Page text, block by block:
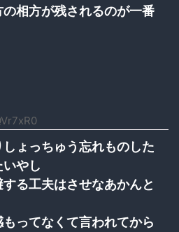
相方が残されるのが一番
ょっちゅう忘れものした
やし
る工夫はさせなあかんと
ってなくて言われてから